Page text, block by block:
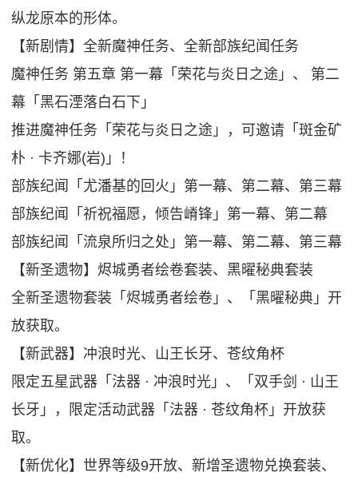
纵龙原本的形体。
【新剧情】全新魔神任务、全新部族纪闻任务
魔神任务 第五章 第一幕「荣花与炎日之途」、 第二
幕「黑石湮落白石下」
推进魔神任务「荣花与炎日之途」，可邀请「斑金矿
朴 · 卡齐娜(岩)」！
部族纪闻「尤潘基的回火」第一幕、第二幕、第三幕
部族纪闻「祈祝福愿，倾告嵴锋」第一幕、第二幕
部族纪闻「流泉所归之处」第一幕、第二幕、第三幕
【新圣遗物】烬城勇者绘卷套装、黑曜秘典套装
全新圣遗物套装「烬城勇者绘卷」、「黑曜秘典」开
放获取。
【新武器】冲浪时光、山王长牙、苍纹角杯
限定五星武器「法器 · 冲浪时光」、「双手剑 · 山王
长牙」，限定活动武器「法器 · 苍纹角杯」开放获
取。
【新优化】世界等级9开放、新增圣遗物兑换套装、